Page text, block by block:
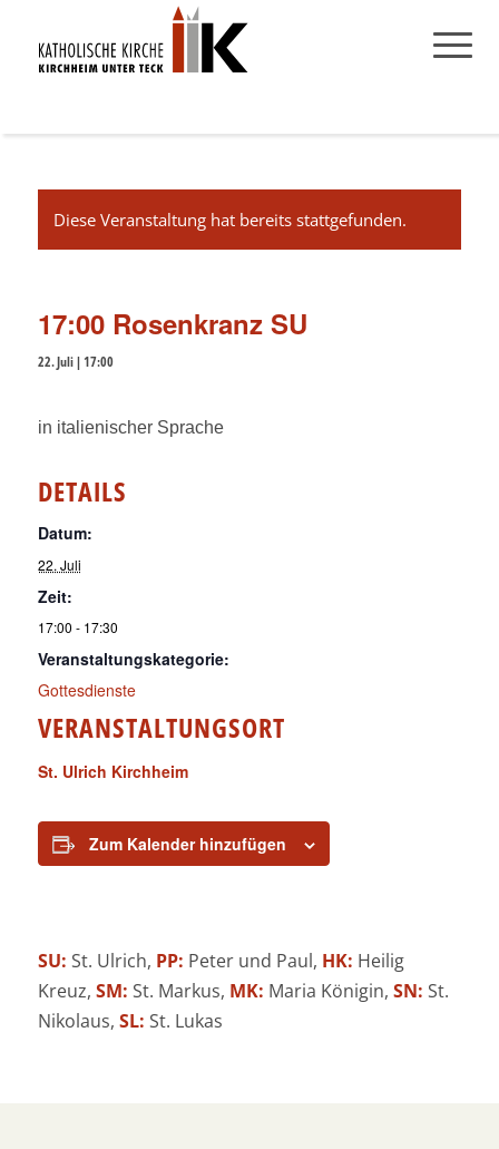
Diese Veranstaltung hat bereits stattgefunden.
17:00 Rosenkranz SU
22. Juli | 17:00
in italienischer Sprache
DETAILS
Datum:
22. Juli
Zeit:
17:00 - 17:30
Veranstaltungskategorie:
Gottesdienste
VERANSTALTUNGSORT
St. Ulrich Kirchheim
Zum Kalender hinzufügen
SU: St. Ulrich, PP: Peter und Paul, HK: Heilig
Kreuz, SM: St. Markus, MK: Maria Königin, SN: St.
Nikolaus, SL: St. Lukas